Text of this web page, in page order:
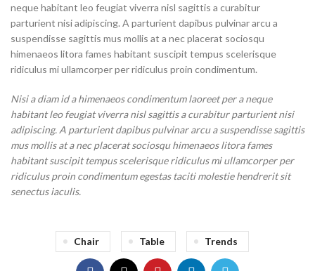
neque habitant leo feugiat viverra nisl sagittis a curabitur
parturient nisi adipiscing. A parturient dapibus pulvinar arcu a
suspendisse sagittis mus mollis at a nec placerat sociosqu
himenaeos litora fames habitant suscipit tempus scelerisque
ridiculus mi ullamcorper per ridiculus proin condimentum.
Nisi a diam id a himenaeos condimentum laoreet per a neque
habitant leo feugiat viverra nisl sagittis a curabitur parturient nisi
adipiscing. A parturient dapibus pulvinar arcu a suspendisse sagittis
mus mollis at a nec placerat sociosqu himenaeos litora fames
habitant suscipit tempus scelerisque ridiculus mi ullamcorper per
ridiculus proin condimentum egestas taciti molestie hendrerit sit
senectus iaculis.
Chair Table Trends